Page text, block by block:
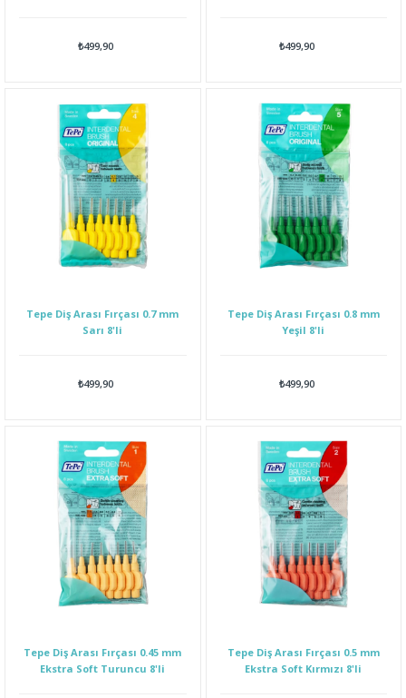
₺499,90 ₺499,90
Tepe Diş Arası Fırçası 0.7 mm
Sarı 8'li
₺499,90
Tepe Diş Arası Fırçası 0.8 mm
Yeşil 8'li
₺499,90
Tepe Diş Arası Fırçası 0.45 mm
Ekstra Soft Turuncu 8'li
Tepe Diş Arası Fırçası 0.5 mm
Ekstra Soft Kırmızı 8'li